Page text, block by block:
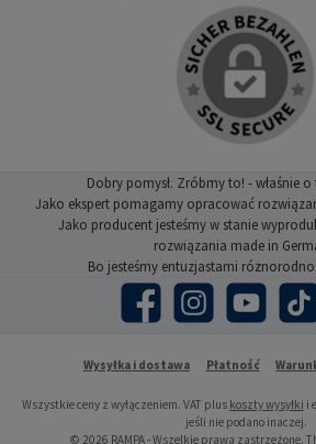
Dobry pomysł. Zróbmy to! - właśnie
Jako ekspert pomagamy opracować
Jako producent jesteśmy w stanie
rozwiązania made in
Bo jesteśmy entuzjastami
Facebook Instagram YouTube TikTok
Wysyłka i dostawa Płatność
Wszystkie ceny z wyłączeniem. VAT plus koszty wysyłki i
jeśli nie podano inaczej.
© 2026 RAMPA - Wszelkie prawa zastrzeżone.